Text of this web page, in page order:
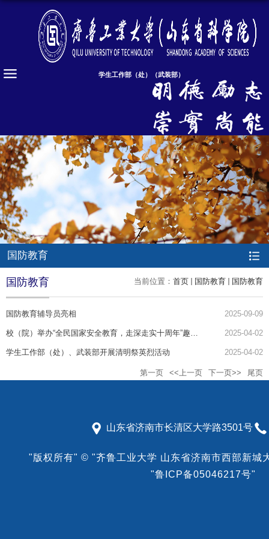
学生工作部（处）（武装部）
国防教育
当前位置： 首页 国防教育 国防教育
国防教育
国防教育辅导员亮相 2025-09-09
校（院）举办“全民国家安全教育，走深走实十周年”趣味普法活动 2025-04-02
学生工作部（处）、武装部开展清明祭英烈活动 2025-04-02
第一页 <<上一页 下一页>> 尾页
山东省济南市长清区大学路3501号
"版权所有" © "齐鲁工业大学 山东省济南市西部新城
"鲁ICP备05046217号"